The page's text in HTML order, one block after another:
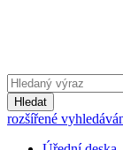
Hledat
rozšířené